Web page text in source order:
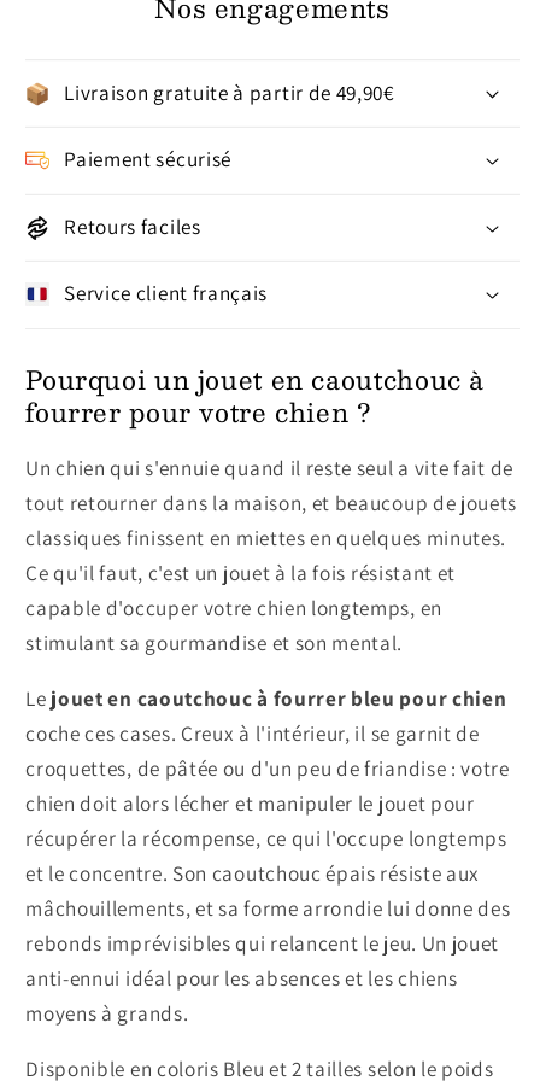
Livraison gratuite à partir de 49,90€
Paiement sécurisé
Retours faciles
Service client français
Pourquoi un jouet en caoutchouc à
fourrer pour votre chien ?
Un chien qui s'ennuie quand il reste seul a vite fait de
tout retourner dans la maison, et beaucoup de jouets
classiques finissent en miettes en quelques minutes.
Ce qu'il faut, c'est un jouet à la fois résistant et
capable d'occuper votre chien longtemps, en
stimulant sa gourmandise et son mental.
Le jouet en caoutchouc à fourrer bleu pour chien
coche ces cases. Creux à l'intérieur, il se garnit de
croquettes, de pâtée ou d'un peu de friandise : votre
chien doit alors lécher et manipuler le jouet pour
récupérer la récompense, ce qui l'occupe longtemps
et le concentre. Son caoutchouc épais résiste aux
mâchouillements, et sa forme arrondie lui donne des
rebonds imprévisibles qui relancent le jeu. Un jouet
anti-ennui idéal pour les absences et les chiens
moyens à grands.
Disponible en coloris Bleu et 2 tailles selon le poids